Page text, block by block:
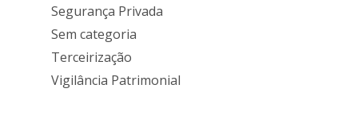
Segurança Privada
Sem categoria
Terceirização
Vigilância Patrimonial